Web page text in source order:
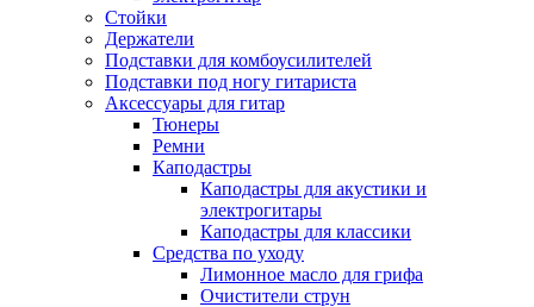
Стойки
Держатели
Подставки для комбоусилителей
Подставки под ногу гитариста
Аксессуары для гитар
Тюнеры
Ремни
Каподастры
Каподастры для акустики и
электрогитары
Каподастры для классики
Средства по уходу
Лимонное масло для грифа
Очистители струн